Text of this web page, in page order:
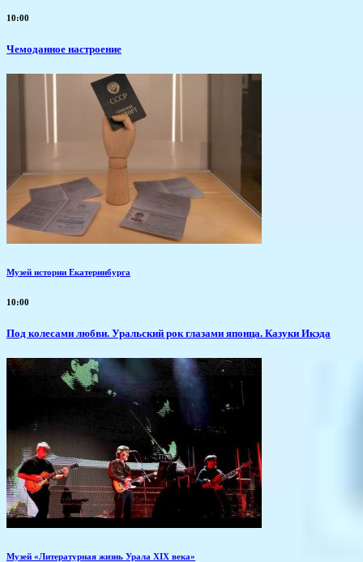
10:00
Чемоданное настроение
Музей истории Екатеринбурга
10:00
Под колесами любви. Уральский рок глазами японца. Казуки Икэда
Музей «Литературная жизнь Урала XIX века»